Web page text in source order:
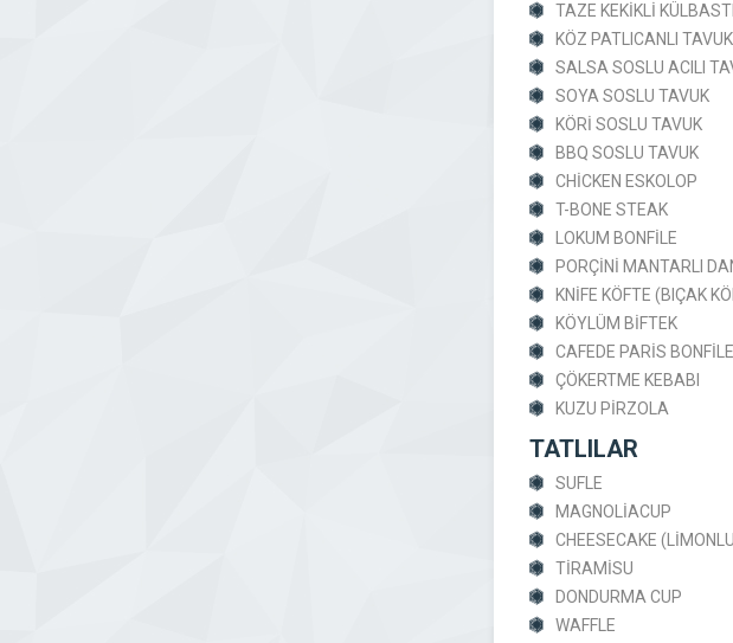
TAZE KEKİKLİ KÜLBASTI
KÖZ PATLICANLI
SALSA SOSLU ACILI
SOYA SOSLU TAVUK
KÖRİ SOSLU TAVUK
BBQ SOSLU TAVUK
CHİCKEN ESKOLOP
T-BONE STEAK
LOKUM BONFİLE
PORÇİNİ MANTARLI
KNİFE KÖFTE (BIÇAK
KÖYLÜM BİFTEK
CAFEDE PARİS BONFİLE
ÇÖKERTME KEBABI
KUZU PİRZOLA
TATLILAR
SUFLE
MAGNOLİACUP
CHEESECAKE
TİRAMİSU
DONDURMA CUP
WAFFLE